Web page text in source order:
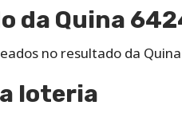
da Quina
no resultado da
loteria